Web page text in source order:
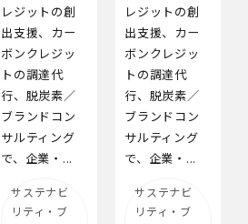
レジットの創
出支援、カー
ボンクレジッ
トの調達代
行、脱炭素／
ブランドコン
サルティング
で、企業・...
サステナビ
リティ・ブ
レジットの創
出支援、カー
ボンクレジッ
トの調達代
行、脱炭素／
ブランドコン
サルティング
で、企業・...
サステナビ
リティ・ブ